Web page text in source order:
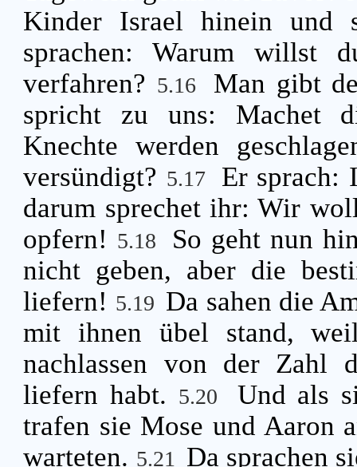
Kinder Israel hinein und
sprachen: Warum willst
verfahren? 5.16
Man gibt
spricht zu uns: Machet
Knechte werden
versündigt? 5.17
Er sprach:
darum sprechet ihr: Wir
opfern! 5.18
So geht nun
nicht geben, aber die
liefern! 5.19 Da sahen die
mit ihnen übel stand,
nachlassen von der
liefern habt. 5.20
Und als
trafen sie Mose und Aaron
warteten. 5.21 Da sprachen